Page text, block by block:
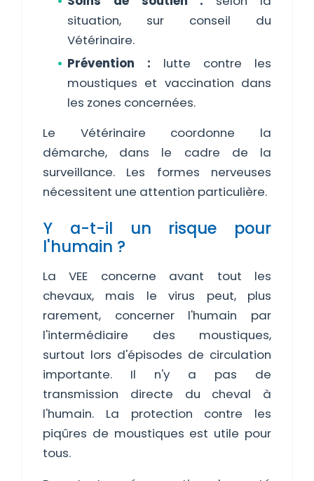
situation, sur conseil du
Vétérinaire.
Prévention : lutte contre les
moustiques et vaccination dans
les zones concernées.
Le Vétérinaire coordonne la
démarche, dans le cadre de la
surveillance. Les formes nerveuses
nécessitent une attention particulière.
Y a-t-il un risque pour
l'humain ?
La VEE concerne avant tout les
chevaux, mais le virus peut, plus
rarement, concerner l'humain par
l'intermédiaire des moustiques,
surtout lors d'épisodes de circulation
importante. Il n'y a pas de
transmission directe du cheval à
l'humain. La protection contre les
piqûres de moustiques est utile pour
tous.